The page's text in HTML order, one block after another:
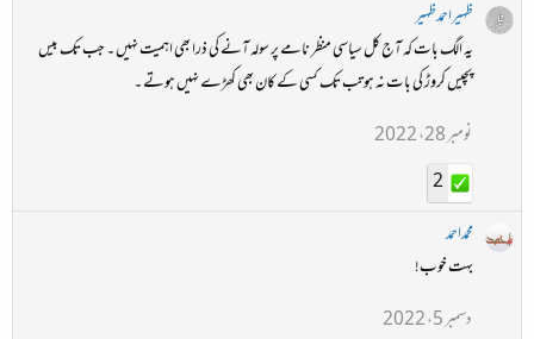
ظہیراحمدظہیر
یہ الگ بات کہ آج کل سیاسی منظر نامے پر سولہ آنے کی ذرا بھی اہمیت نہیں ۔ جب تک بیس
پچیس کروڑ کی بات نہ ہو تب تک کسی کے کان بھی کھڑے نہیں ہوتے ۔
نومبر 28، 2022
2
محمداحمد
بہت خوب!
دسمبر 5، 2022